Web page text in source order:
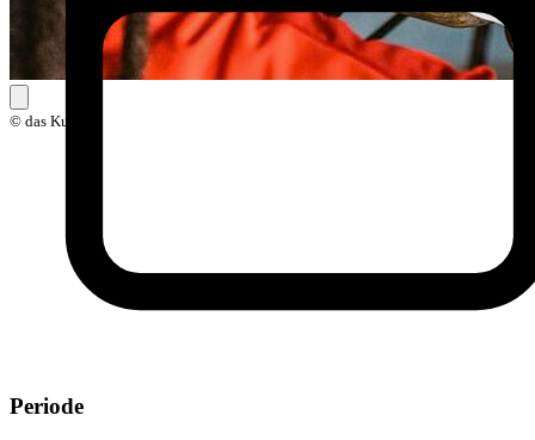
© das Kunst
Periode